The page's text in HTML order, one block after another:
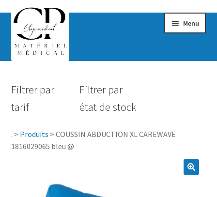
Menu
Hygiène
Accessoires Salle de bain
Filtrer par
tarif
Filtrer par
état de stock
. > Produits > COUSSIN ABDUCTION XL CAREWAVE
1816029065 bleu @